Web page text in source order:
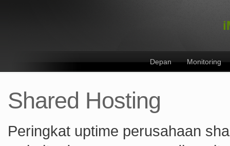
Depan Monitoring
Shared Hosting
Peringkat uptime perusahaan